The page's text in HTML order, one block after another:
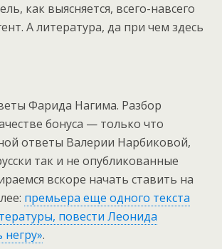
как выясняется, всего-навсего
А литература, да при чем здесь
Фарида Нагима. Разбор
бонуса — только что
ответы Валерии Нарбиковой,
так и не опубликованные
вскоре начать ставить на
премьера еще одного текста
повести Леонида
.